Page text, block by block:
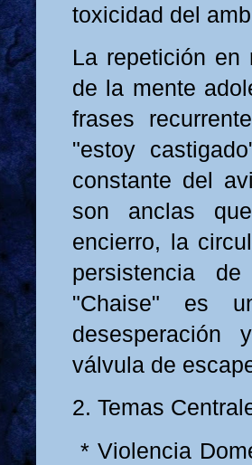
toxicidad del
La repetición en
de la mente
frases
"estoy
constante del
son anclas
encierro, la
persistencia
"Chaise" es
válvula de
2. Temas
* Violencia